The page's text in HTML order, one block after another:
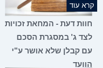
עוד
דעת - המחאת זכויות
ג' במסגרת הסכם
קבלן שלא אושר ע"י